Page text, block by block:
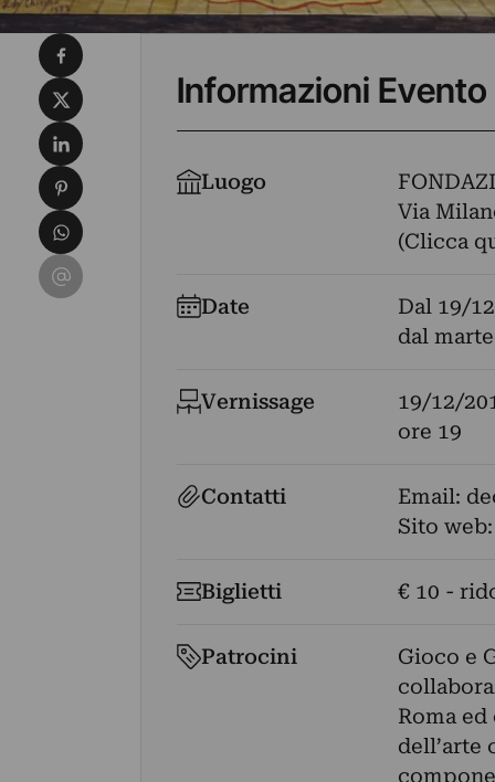
Informazioni Evento
Luogo
Via
(Clicca
Date Dal 19/
dal
Vernissage
19/12/
ore 19
Contatti Email:
Sito
Biglietti € 10 -
Patrocini
Gioco e
Roma
dell’arte
Condividi su Facebook
Condividi su X
Condividi su LinkedIn
Condividi su Pinterest
Condividi su WhatsApp
Condividi su Email